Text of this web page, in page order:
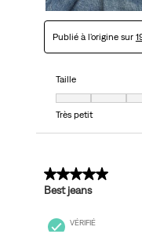
Publié à l'origine sur
Taille
Taille, 4 sur 7, où 1
Très petit
5 sur 5 étoiles.
Best jeans
VÉRIFIÉ